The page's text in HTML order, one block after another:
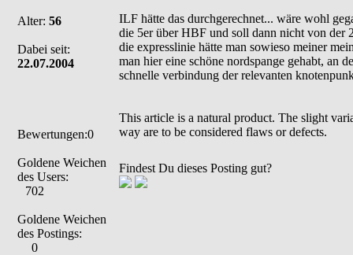
Alter: 56
Dabei seit:
22.07.2004
Bewertungen:0
Goldene Weichen
des Users:
702
Goldene Weichen
des Postings:
0
ILF hätte das durchgerechnet... wäre wohl
die 5er über HBF und soll dann nicht von
die expresslinie hätte man sowieso meiner
man hier eine schöne nordspange gehabt, an
schnelle verbindung der relevanten
This article is a natural product. The slight
way are to be considered flaws or defects.
Findest Du dieses Posting gut?